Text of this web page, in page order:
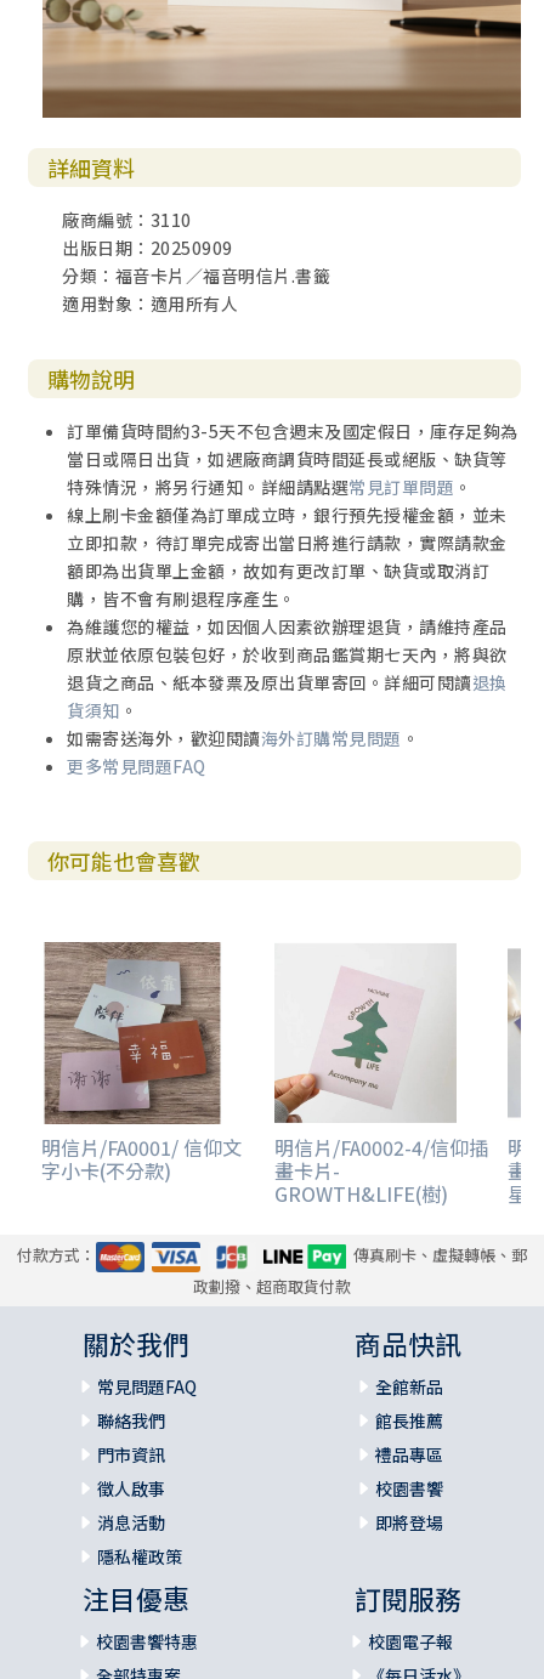
詳細資料
廠商編號：3110
出版日期：20250909
分類：福音卡片／福音明信片.書籤
適用對象：適用所有人
購物說明
訂單備貨時間約3-5天不包含週末及國定假日，庫存足夠為
當日或隔日出貨，如遇廠商調貨時間延長或絕版、缺貨等
特殊情況，將另行通知。詳細請點選常見訂單問題 。
線上刷卡金額僅為訂單成立時，銀行預先授權金額，並未
立即扣款，待訂單完成寄出當日將進行請款，實際請款金
額即為出貨單上金額，故如有更改訂單、缺貨或取消訂
購，皆不會有刷退程序產生。
為維護您的權益，如因個人因素欲辦理退貨，請維持產品
原狀並依原包裝包好，於收到商品鑑賞期七天內，將與欲
退貨之商品、紙本發票及原出貨單寄回。詳細可閱讀退換
貨須知 。
如需寄送海外，歡迎閱讀海外訂購常見問題 。
更多常見問題FAQ
你可能也會喜歡
明信片/FA0001/ 信仰文
字小卡(不分款)
明信片/FA0002-4/信仰插
畫卡片-
GROWTH&LIFE(樹)
明
畫
星)
付款方式：
傳真刷卡、虛擬轉帳、郵
政劃撥、超商取貨付款
關於我們
常見問題FAQ
聯絡我們
門市資訊
徵人啟事
消息活動
隱私權政策
商品快訊
全館新品
館長推薦
禮品專區
校園書饗
即將登場
注目優惠
校園書饗特惠
訂閱服務
校園電子報